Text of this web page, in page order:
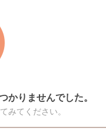
かりませんでした。
みてください。